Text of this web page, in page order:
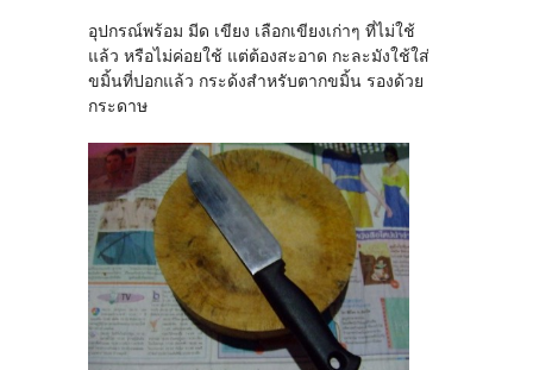
อุปกรณ์พร้อม มีด เขียง เลือกเขียงเก่าๆ ที่ไม่ใช้
แล้ว หรือไม่ค่อยใช้ แต่ต้องสะอาด กะละมังใช้ใส่
ขมิ้นที่ปอกแล้ว กระด้งสำหรับตากขมิ้น รองด้วย
กระดาษ